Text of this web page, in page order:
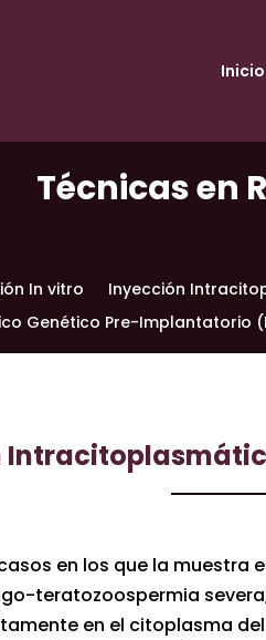
Inicio
Técnicas en
In vitro Inyección
Genético Pre-Implantatorio
en los que la
teratozoospermia
en el citoplasma